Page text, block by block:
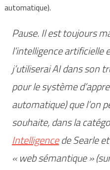
automatique).
Pause. Il est toujours
l’intelligence artificielle
j’utiliserai AI dans son
pour le système
automatique) que l’on
souhaite, dans la
Intelligencede Searle
« web sémantique »